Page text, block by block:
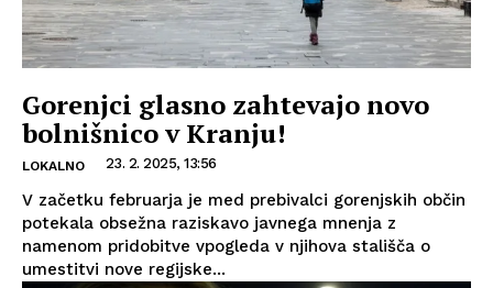
Gorenjci glasno zahtevajo novo
bolnišnico v Kranju!
LOKALNO 23. 2. 2025, 13:56
V začetku februarja je med prebivalci gorenjskih občin
potekala obsežna raziskavo javnega mnenja z
namenom pridobitve vpogleda v njihova stališča o
umestitvi nove regijske...